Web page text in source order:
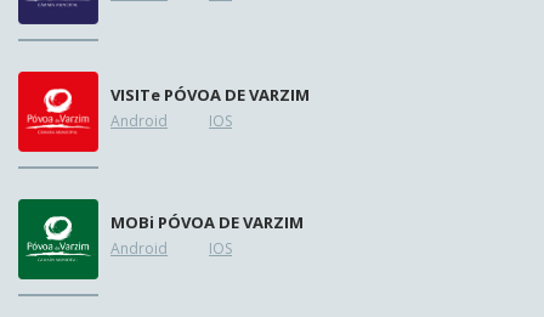
VISITe PÓVOA DE VARZIM
Android IOS
MOBi PÓVOA DE VARZIM
Android IOS